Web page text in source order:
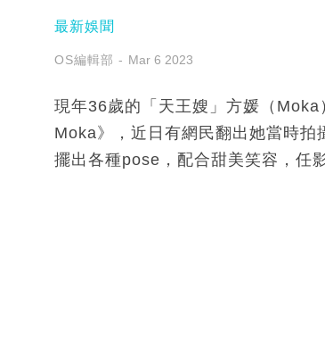
最新娛聞
OS編輯部 Mar 6 2023
現年36歲的「天王嫂」方媛（
Moka》，近日有網民翻出她當時
擺出各種pose，配合甜美笑容，任